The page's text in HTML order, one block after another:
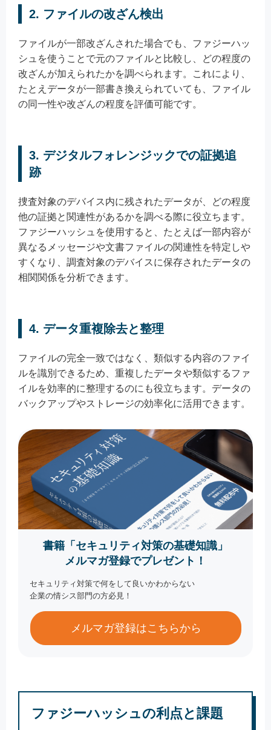
2. ファイルの改ざん検出
ファイルが一部改ざんされた場合でも、ファジーハッ
シュを使うことで元のファイルと比較し、どの程度の
改ざんが加えられたかを調べられます。これにより、
たとえデータが一部書き換えられていても、ファイル
の同一性や改ざんの程度を評価可能です。
3. デジタルフォレンジックでの証拠追
跡
捜査対象のデバイス内に残されたデータが、どの程度
他の証拠と関連性があるかを調べる際に役立ちます。
ファジーハッシュを使用すると、たとえば一部内容が
異なるメッセージや文書ファイルの関連性を特定しや
すくなり、調査対象のデバイスに保存されたデータの
相関関係を分析できます。
4. データ重複除去と整理
ファイルの完全一致ではなく、類似する内容のファイ
ルを識別できるため、重複したデータや類似するファ
イルを効率的に整理するのにも役立ちます。データの
バックアップやストレージの効率化に活用できます。
書籍「セキュリティ対策の基礎知識」
メルマガ登録でプレゼント！
セキュリティ対策で何をして良いかわからない
企業の情シス部門の方必見！
メルマガ登録はこちらから
ファジーハッシュの利点と課題